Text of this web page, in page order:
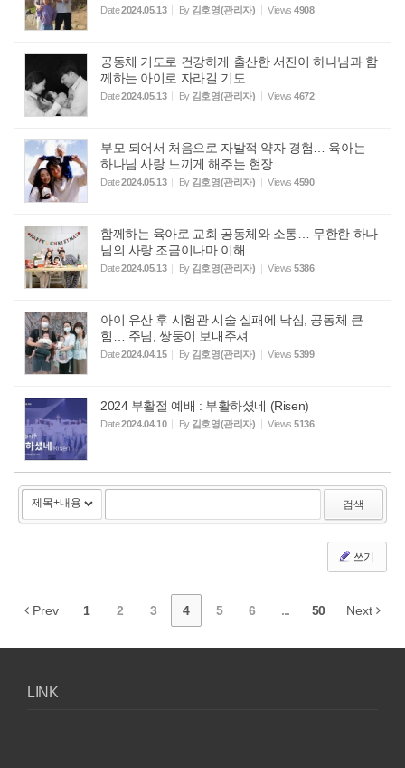
Date2024.05.13 By 김호영(관리자) Views 4908
공동체 기도로 건강하게 출산한 서진이 하나님과 함
께하는 아이로 자라길 기도
Date2024.05.13 By 김호영(관리자) Views 4672
부모 되어서 처음으로 자발적 약자 경험… 육아는
하나님 사랑 느끼게 해주는 현장
Date2024.05.13 By 김호영(관리자) Views 4590
함께하는 육아로 교회 공동체와 소통… 무한한 하나
님의 사랑 조금이나마 이해
Date2024.05.13 By 김호영(관리자) Views 5386
아이 유산 후 시험관 시술 실패에 낙심, 공동체 큰
힘… 주님, 쌍둥이 보내주셔
Date2024.04.15 By 김호영(관리자) Views 5399
2024 부활절 예배 : 부활하셨네 (Risen)
Date2024.04.10 By 김호영(관리자) Views 5136
검색
쓰기
Prev 1 2 3 4 5 6 ... 50 Next
LINK